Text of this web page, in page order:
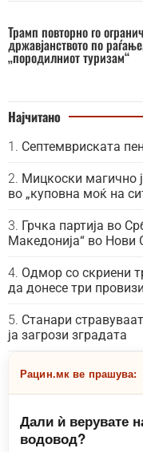
Трамп повторно го
државјанството по
„породилниот туризам“
Најчитано
Септемвриската
Мицкоски магично
во „куповна моќ на
Грчка партија во
Македонија“ во Нови
Одмор со скриени
да донесе три
Станари
ја загрози зградата
Рацин.мк ве прашува:
Дали ѝ верувате
водовод?